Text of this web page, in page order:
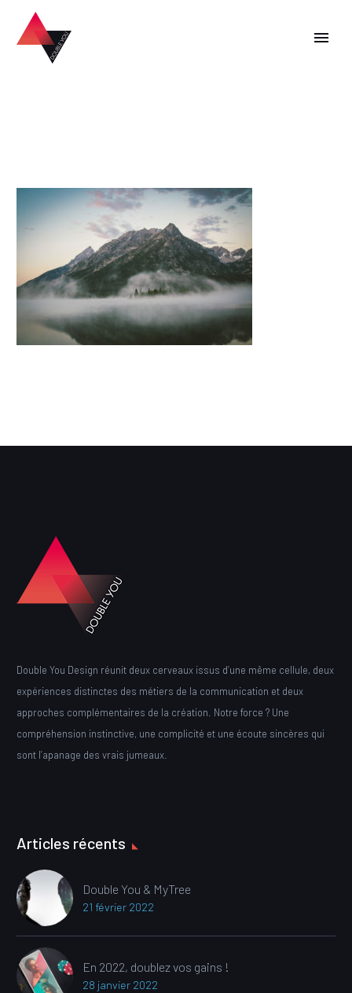
Double You Design réunit deux cerveaux issus d’une même cellule, deux
expériences distinctes des métiers de la communication et deux
approches complémentaires de la création. Notre force ? Une
compréhension instinctive, une complicité et une écoute sincères qui
sont l’apanage des vrais jumeaux.
Articles récents
Double You & MyTree
21 février 2022
En 2022, doublez vos gains !
28 janvier 2022